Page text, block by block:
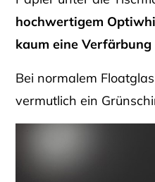
hochwertigem
kaum eine Verfärbung
Bei normalem
vermutlich ein